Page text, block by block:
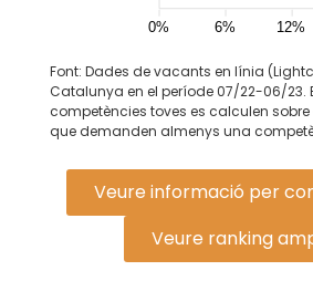
12%
6%
0%
Font: Dades de vacants en línia
Catalunya en el període 07/22-06/23.
competències toves es calculen
que demanden almenys una
Veure informació per
Veure ranking